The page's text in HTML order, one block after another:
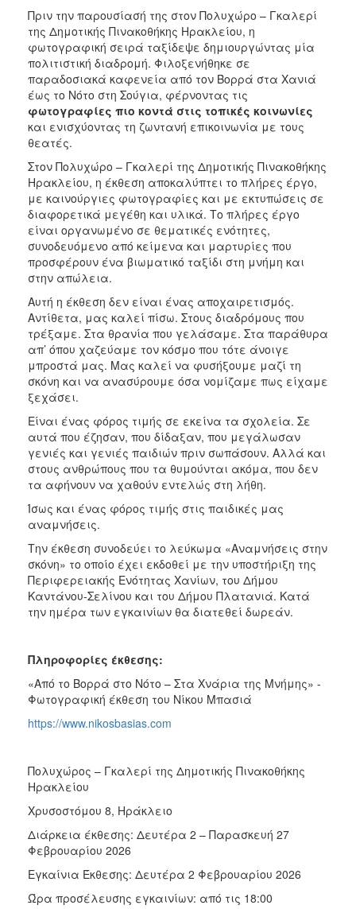
Πριν την παρουσίασή της στον Πολυχώρο – Γκαλερί
της Δημοτικής Πινακοθήκης Ηρακλείου, η
φωτογραφική σειρά ταξίδεψε δημιουργώντας μία
πολιτιστική διαδρομή. Φιλοξενήθηκε σε
παραδοσιακά καφενεία από τον Βορρά στα Χανιά
έως το Νότο στη Σούγια, φέρνοντας τις
φωτογραφίες πιο κοντά στις τοπικές κοινωνίες
και ενισχύοντας τη ζωντανή επικοινωνία με τους
θεατές.
Στον Πολυχώρο – Γκαλερί της Δημοτικής Πινακοθήκης
Ηρακλείου, η έκθεση αποκαλύπτει το πλήρες έργο,
με καινούργιες φωτογραφίες και με εκτυπώσεις σε
διαφορετικά μεγέθη και υλικά. Το πλήρες έργο
είναι οργανωμένο σε θεματικές ενότητες,
συνοδευόμενο από κείμενα και μαρτυρίες που
προσφέρουν ένα βιωματικό ταξίδι στη μνήμη και
στην απώλεια.
Αυτή η έκθεση δεν είναι ένας αποχαιρετισμός.
Αντίθετα, μας καλεί πίσω. Στους διαδρόμους που
τρέξαμε. Στα θρανία που γελάσαμε. Στα παράθυρα
απ’ όπου χαζεύαμε τον κόσμο που τότε άνοιγε
μπροστά μας. Μας καλεί να φυσήξουμε μαζί τη
σκόνη και να ανασύρουμε όσα νομίζαμε πως είχαμε
ξεχάσει.
Είναι ένας φόρος τιμής σε εκείνα τα σχολεία. Σε
αυτά που έζησαν, που δίδαξαν, που μεγάλωσαν
γενιές και γενιές παιδιών πριν σωπάσουν. Αλλά και
στους ανθρώπους που τα θυμούνται ακόμα, που δεν
τα αφήνουν να χαθούν εντελώς στη λήθη.
Ίσως και ένας φόρος τιμής στις παιδικές μας
αναμνήσεις.
Την έκθεση συνοδεύει το λεύκωμα «Αναμνήσεις στην
σκόνη» το οποίο έχει εκδοθεί με την υποστήριξη της
Περιφερειακής Ενότητας Χανίων, του Δήμου
Καντάνου-Σελίνου και του Δήμου Πλατανιά. Κατά
την ημέρα των εγκαινίων θα διατεθεί δωρεάν.
Πληροφορίες έκθεσης:
«Από το Βορρά στο Νότο – Στα Χνάρια της Μνήμης» -
Φωτογραφική έκθεση του Νίκου Μπασιά
https://www.nikosbasias.com
Πολυχώρος – Γκαλερί της Δημοτικής Πινακοθήκης
Ηρακλείου
Χρυσοστόμου 8, Ηράκλειο
Διάρκεια έκθεσης: Δευτέρα 2 – Παρασκευή 27
Φεβρουαρίου 2026
Εγκαίνια Έκθεσης: Δευτέρα 2 Φεβρουαρίου 2026
Ώρα προσέλευσης εγκαινίων: από τις 18:00